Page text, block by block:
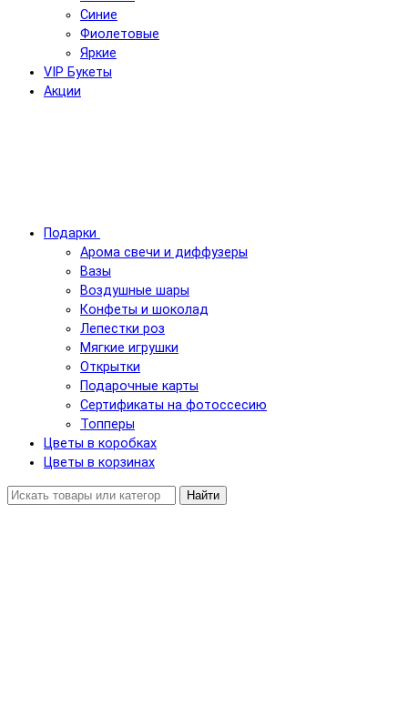
Синие
Фиолетовые
Яркие
VIP Букеты
Акции
Подарки
Арома свечи и диффузеры
Вазы
Воздушные шары
Конфеты и шоколад
Лепестки роз
Мягкие игрушки
Открытки
Подарочные карты
Сертификаты на фотоссесию
Топперы
Цветы в коробках
Цветы в корзинах
Найти